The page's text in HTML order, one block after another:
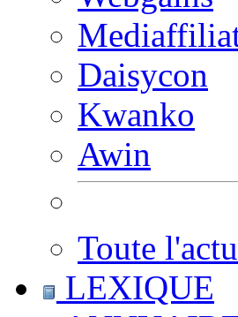
Daisycon
Kwanko
Awin
Toute
LEXIQUE